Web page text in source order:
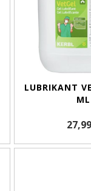
LUBRIKANT
ML